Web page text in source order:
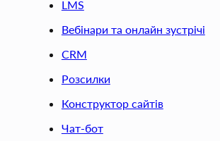
LMS
Вебінари та онлайн зустрічі
CRM
Розсилки
Конструктор сайтів
Чат-бот